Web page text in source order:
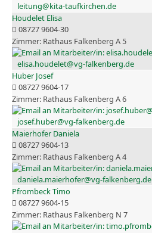
leitung@kita-taufkirchen.de
Houdelet Elisa
08727 9604-30
Rathaus Falkenberg A 5
elisa.houdelet@vg-falkenberg.de
Huber Josef
08727 9604-17
Rathaus Falkenberg A 6
josef.huber@vg-falkenberg.de
Maierhofer Daniela
08727 9604-13
Rathaus Falkenberg A 4
daniela.maierhofer@vg-falkenberg.de
Pfrombeck Timo
08727 9604-15
Rathaus Falkenberg N 7